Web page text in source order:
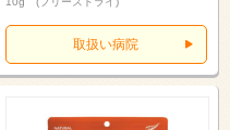
取扱い病院